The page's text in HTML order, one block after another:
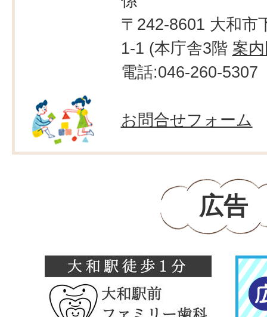
〒242-8601 大和市
1-1 (本庁舎3階 案
電話:046-260-5307
お問合せフォーム
広告